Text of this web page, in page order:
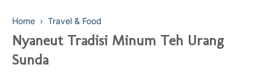
FINANCE
Home › Travel & Food
Nyaneut Tradisi Minum Teh Urang
Sunda